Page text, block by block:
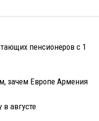
пенсионеров с 1
зачем Европе Армения
августе